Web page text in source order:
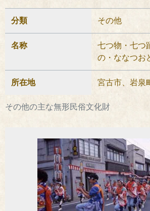
その他の主な無形民俗文化財
分類 その他
名称
七つ物・七つ
の・ななつお
所在地 宮古市、岩泉